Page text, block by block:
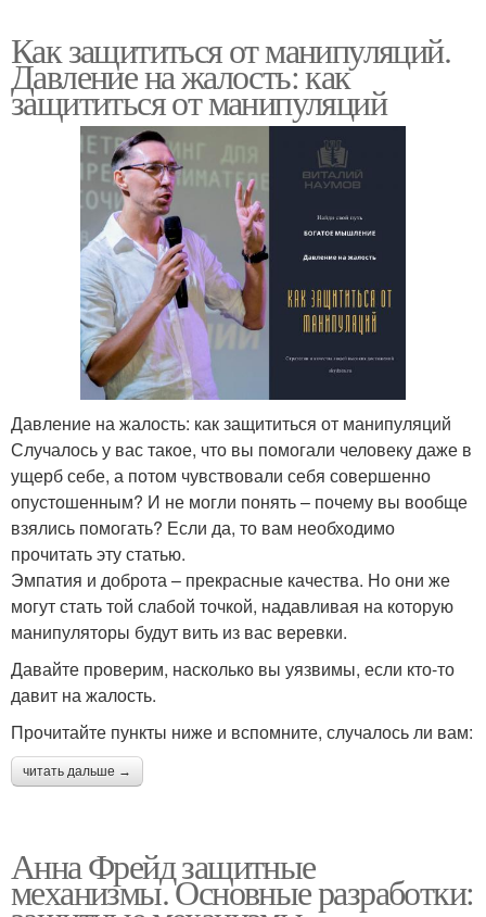
Как защититься от манипуляций.
Давление на жалость: как
защититься от манипуляций
Давление на жалость: как защититься от манипуляций
Случалось у вас такое, что вы помогали человеку даже в
ущерб себе, а потом чувствовали себя совершенно
опустошенным? И не могли понять – почему вы вообще
взялись помогать? Если да, то вам необходимо
прочитать эту статью.
Эмпатия и доброта – прекрасные качества. Но они же
могут стать той слабой точкой, надавливая на которую
манипуляторы будут вить из вас веревки.
Давайте проверим, насколько вы уязвимы, если кто-то
давит на жалость.
Прочитайте пункты ниже и вспомните, случалось ли вам:
читать дальше →
Анна Фрейд защитные
механизмы. Основные разработки: